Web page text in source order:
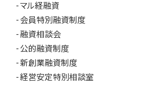
マル経融資
会員特別融資制度
融資相談会
公的融資制度
新創業融資制度
経営安定特別相談室